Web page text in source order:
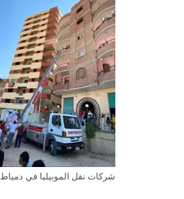
شركات نقل الموبيليا في دمياط